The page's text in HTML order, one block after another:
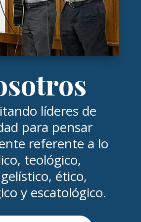
líderes de
para pensar
referente a lo
teológico,
ético,
y escatológico.